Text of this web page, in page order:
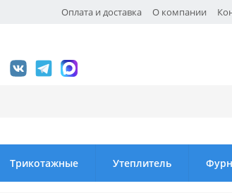
Оплата и доставка О компании
Трикотажные Утеплитель